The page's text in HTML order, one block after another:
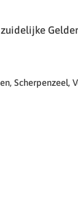
Scherpenzeel,